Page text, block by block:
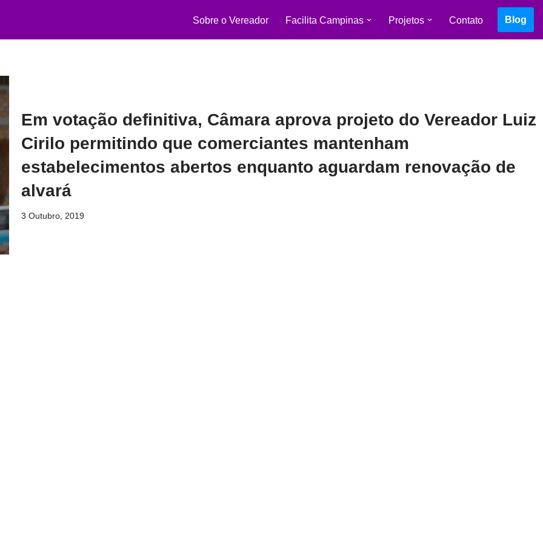
Sobre o Vereador Facilita Campinas Projetos Contato Blog
Em votação definitiva, Câmara aprova projeto do Vereador Luiz
Cirilo permitindo que comerciantes mantenham
estabelecimentos abertos enquanto aguardam renovação de
alvará
3 Outubro, 2019